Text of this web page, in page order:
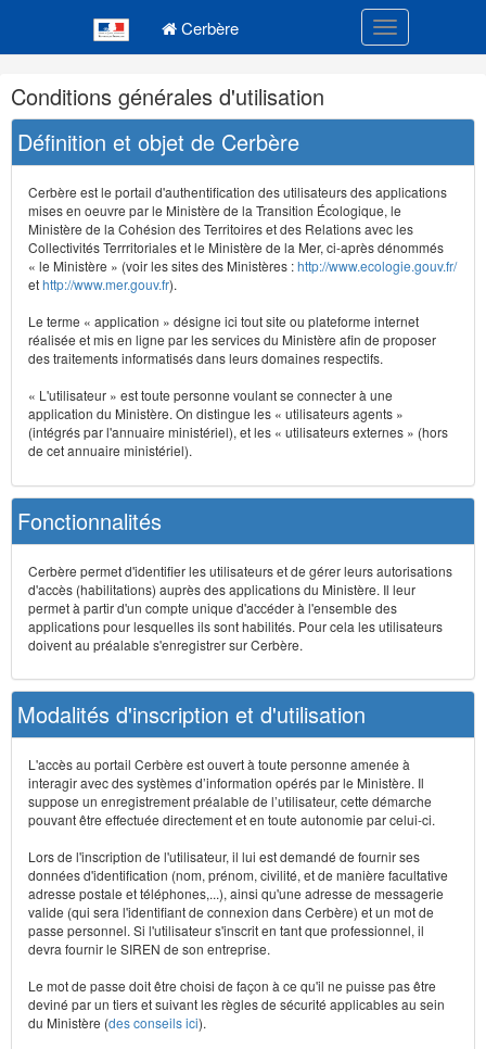
Cerbère Toggle
Navigation
et
outils
annexes
Conditions générales d'utilisation
Définition et objet de Cerbère
Cerbère est le portail d'authentification des utilisateurs des applications
mises en oeuvre par le Ministère de la Transition Écologique, le
Ministère de la Cohésion des Territoires et des Relations avec les
Collectivités Terrritoriales et le Ministère de la Mer, ci-après dénommés
« le Ministère » (voir les sites des Ministères :http://www.ecologie.gouv.fr/
ethttp://www.mer.gouv.fr).
Le terme « application » désigne ici tout site ou plateforme internet
réalisée et mis en ligne par les services du Ministère afin de proposer
des traitements informatisés dans leurs domaines respectifs.
« L'utilisateur » est toute personne voulant se connecter à une
application du Ministère. On distingue les « utilisateurs agents »
(intégrés par l'annuaire ministériel), et les « utilisateurs externes » (hors
de cet annuaire ministériel).
Fonctionnalités
Cerbère permet d'identifier les utilisateurs et de gérer leurs autorisations
d'accès (habilitations) auprès des applications du Ministère. Il leur
permet à partir d'un compte unique d'accéder à l'ensemble des
applications pour lesquelles ils sont habilités. Pour cela les utilisateurs
doivent au préalable s'enregistrer sur Cerbère.
Modalités d'inscription et d'utilisation
L'accès au portail Cerbère est ouvert à toute personne amenée à
interagir avec des systèmes d’information opérés par le Ministère. Il
suppose un enregistrement préalable de l’utilisateur, cette démarche
pouvant être effectuée directement et en toute autonomie par celui-ci.
Lors de l'inscription de l'utilisateur, il lui est demandé de fournir ses
données d'identification (nom, prénom, civilité, et de manière facultative
adresse postale et téléphones,...), ainsi qu'une adresse de messagerie
valide (qui sera l'identifiant de connexion dans Cerbère) et un mot de
passe personnel. Si l'utilisateur s'inscrit en tant que professionnel, il
devra fournir le SIREN de son entreprise.
Le mot de passe doit être choisi de façon à ce qu'il ne puisse pas être
deviné par un tiers et suivant les règles de sécurité applicables au sein
du Ministère (des conseils ici).